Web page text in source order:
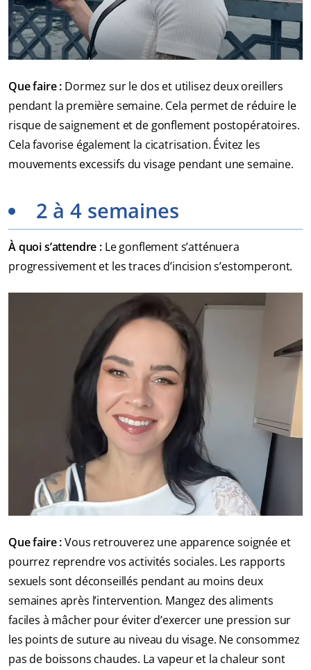
Que faire : Dormez sur le dos et utilisez deux oreillers
pendant la première semaine. Cela permet de réduire le
risque de saignement et de gonflement postopératoires.
Cela favorise également la cicatrisation. Évitez les
mouvements excessifs du visage pendant une semaine.
2 à 4 semaines
À quoi s’attendre : Le gonflement s’atténuera
progressivement et les traces d’incision s’estomperont.
Que faire :Vous retrouverez une apparence soignée et
pourrez reprendre vos activités sociales. Les rapports
sexuels sont déconseillés pendant au moins deux
semaines après l’intervention. Mangez des aliments
faciles à mâcher pour éviter d’exercer une pression sur
les points de suture au niveau du visage. Ne consommez
pas de boissons chaudes. La vapeur et la chaleur sont